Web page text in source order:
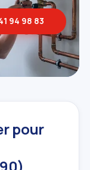
94 98 83
pour